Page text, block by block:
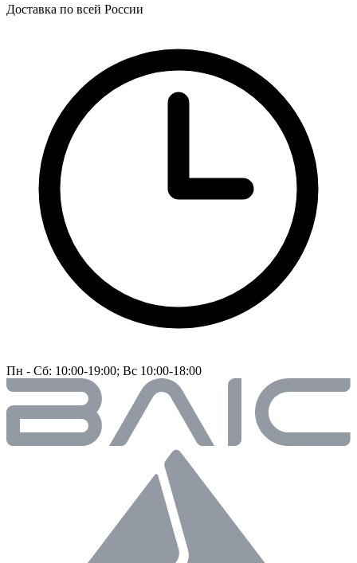
Доставка по всей России
Пн - Сб: 10:00-19:00; Вс 10:00-18:00